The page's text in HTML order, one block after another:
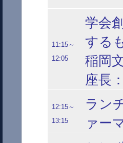
11:15～
12:05
学会
する
稲岡
座長
12:15～
13:15
ラン
ァー